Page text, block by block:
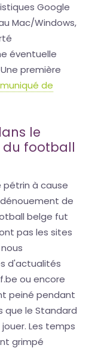
Google
Mac/Windows,
éventuelle
première
de
le
du football
pétrin à cause
de
belge fut
pas les sites
d'actualités
ou encore
peiné pendant
que le Standard
Les temps
grimpé